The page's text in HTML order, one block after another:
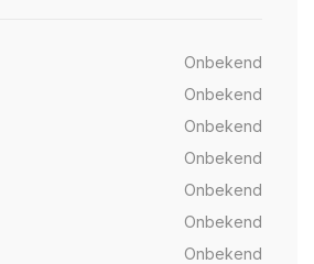
Onbekend
Onbekend
Onbekend
Onbekend
Onbekend
Onbekend
Onbekend